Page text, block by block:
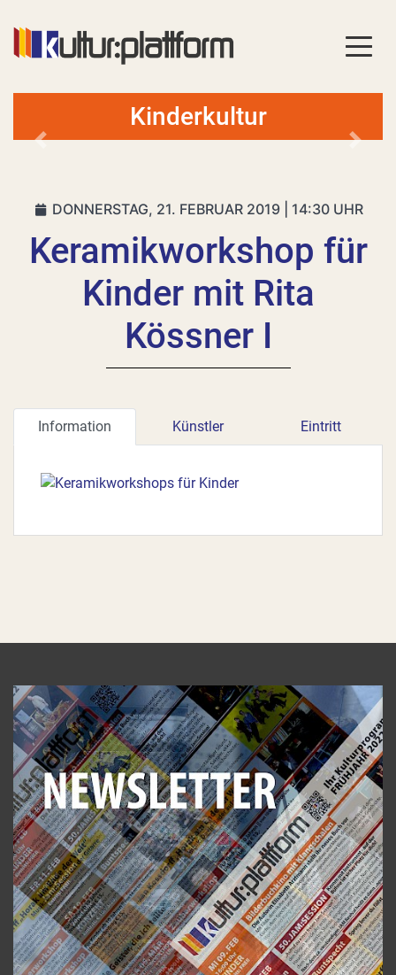
Kinderkultur
DONNERSTAG, 21. FEBRUAR 2019 | 14:30 UHR
Keramikworkshop für
Kinder mit Rita
Kössner I
Information Künstler Eintritt